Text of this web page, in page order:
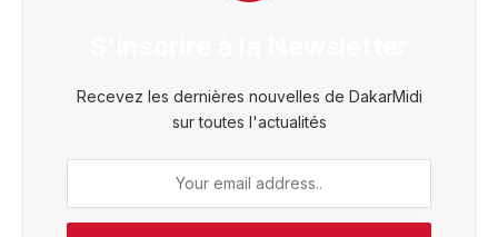
Recevez les dernières nouvelles de DakarMidi
sur toutes l'actualités